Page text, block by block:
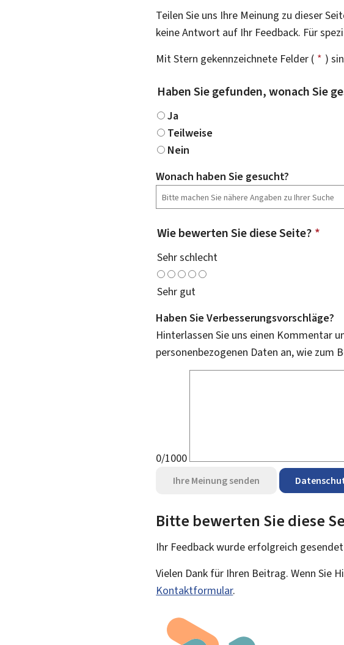
Teilen Sie uns Ihre Meinung zu dieser
keine Antwort auf Ihr Feedback. Für
Mit Stern gekennzeichnete Felder ( * )
Haben Sie gefunden, wonach Sie
Ja
Teilweise
Nein
Wonach haben Sie gesucht?
Wie bewerten Sie diese Seite? *
Sehr schlecht
Sehr gut
Haben Sie Verbesserungsvorschläge?
Hinterlassen Sie uns einen Kommentar
personenbezogenen Daten an, wie zum
0/1000
Ihre Meinung senden
Bitte bewerten Sie diese
Ihr Feedback wurde erfolgreich
Vielen Dank für Ihren Beitrag. Wenn Sie
Kontaktformular.